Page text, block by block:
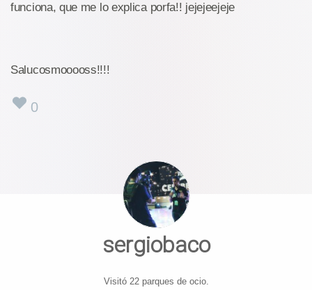
funciona, que me lo explica porfa!! jejejeejeje
Salucosmooooss!!!!
0
sergiobaco
Visitó 22 parques de ocio.